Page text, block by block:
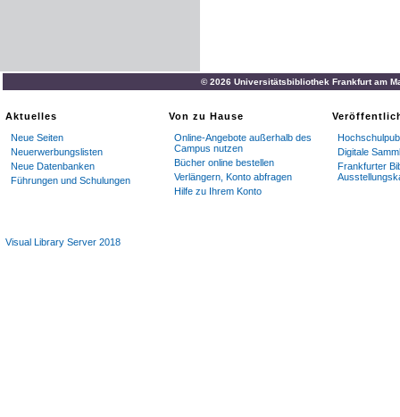
© 2026 Universitätsbibliothek Frankfurt am
Aktuelles
Neue Seiten
Neuerwerbungslisten
Neue Datenbanken
Führungen und Schulungen
Von zu Hause
Online-Angebote außerhalb des
Campus nutzen
Bücher online bestellen
Verlängern, Konto abfragen
Hilfe zu Ihrem Konto
Digitale
Frankfurter
Visual Library Server 2018